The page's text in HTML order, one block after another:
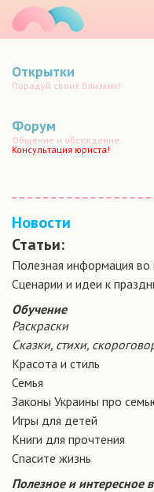
Открытки
Порадуй своих близких!
Форум
Общение и обсуждение.
Консультация юриста!
Новости
Статьи:
Полезная информация во
Сценарии и идеи к
Обучение
Раскраски
Сказки, стихи,
Красота и стиль
Семья
Законы Украины про
Игры для детей
Книги для прочтения
Спасите жизнь
Полезное и интересное